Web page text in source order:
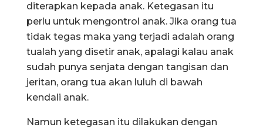
diterapkan kepada anak. Ketegasan itu
perlu untuk mengontrol anak. Jika orang tua
tidak tegas maka yang terjadi adalah orang
tualah yang disetir anak, apalagi kalau anak
sudah punya senjata dengan tangisan dan
jeritan, orang tua akan luluh di bawah
kendali anak.
Namun ketegasan itu dilakukan dengan